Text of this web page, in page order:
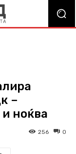
–
ноќва
0
256